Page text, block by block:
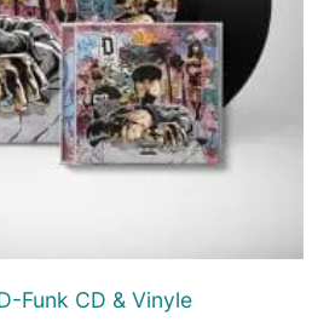
Funk CD & Vinyle